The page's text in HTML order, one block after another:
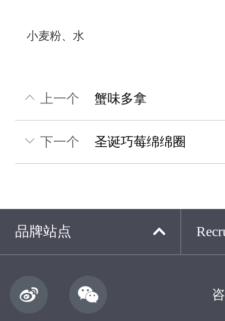
小麦粉、水
上一个 蟹味多拿
下一个 圣诞巧莓绵绵圈
品牌站点